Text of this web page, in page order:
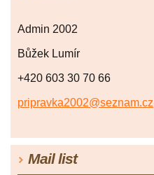
Admin 2002
Bůžek Lumír
+420 603 30 70 66
pripravka2002@seznam.cz
Mail list